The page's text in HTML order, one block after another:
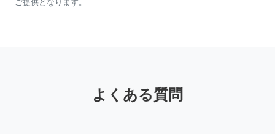
ご提供となります。
よくある質問